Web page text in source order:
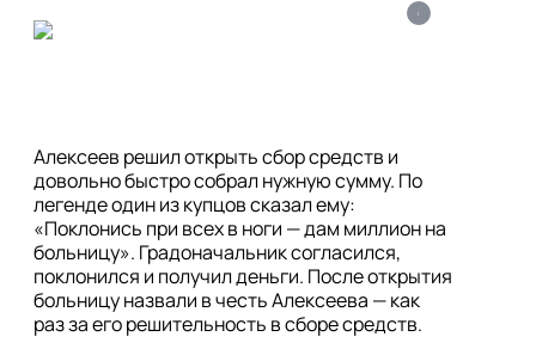
i
Алексеев решил открыть сбор средств и
довольно быстро собрал нужную сумму. По
легенде один из купцов сказал ему:
«Поклонись при всех в ноги — дам миллион на
больницу». Градоначальник согласился,
поклонился и получил деньги. После открытия
больницу назвали в честь Алексеева — как
раз за его решительность в сборе средств.